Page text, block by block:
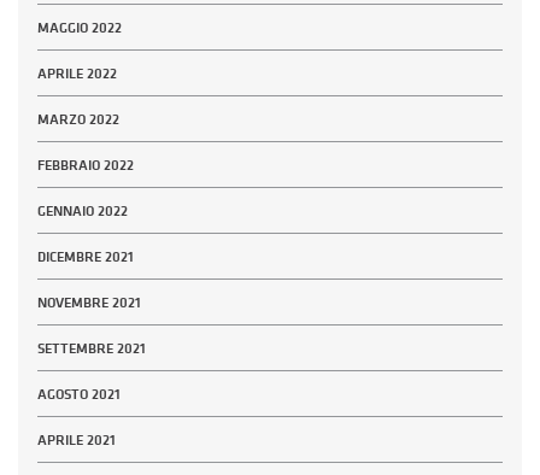
MAGGIO 2022
APRILE 2022
MARZO 2022
FEBBRAIO 2022
GENNAIO 2022
DICEMBRE 2021
NOVEMBRE 2021
SETTEMBRE 2021
AGOSTO 2021
APRILE 2021